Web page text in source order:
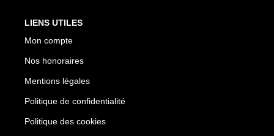
LIENS UTILES
Mon compte
Nos honoraires
Mentions légales
Politique de confidentialité
Politique des cookies